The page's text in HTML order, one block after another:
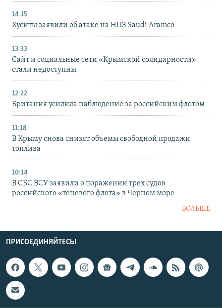
14:15
Хуситы заявили об атаке на НПЗ Saudi Aramco
13:33
Сайт и социальные сети «Крымской солидарности»
стали недоступны
12:22
Британия усилила наблюдение за российским флотом
11:18
В Крыму снова снизят объемы свободной продажи
топлива
10:14
В СБС ВСУ заявили о поражении трех судов
российского «теневого флота» в Черном море
БОЛЬШЕ
ПРИСОЕДИНЯЙТЕСЬ!